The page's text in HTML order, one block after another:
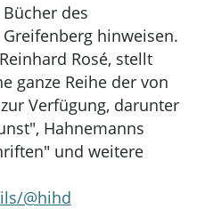
des
hinweisen.
Rosé, stellt
ganze Reihe der von
Verfügung, darunter
Hahnemanns
und weitere
@hihd